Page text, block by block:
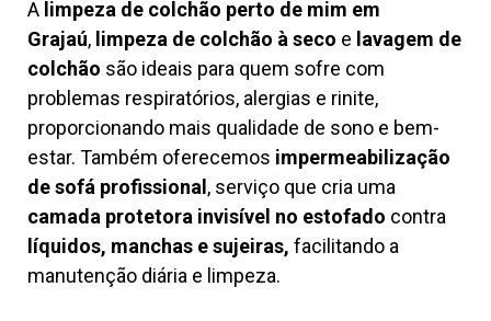
A limpeza de colchão perto de mim em
Grajaú, limpeza de colchão à seco e lavagem de
colchão são ideais para quem sofre com
problemas respiratórios, alergias e rinite,
proporcionando mais qualidade de sono e bem-
estar. Também oferecemos impermeabilização
de sofá profissional , serviço que cria uma
camada protetora invisível no estofado contra
líquidos, manchas e sujeiras, facilitando a
manutenção diária e limpeza.